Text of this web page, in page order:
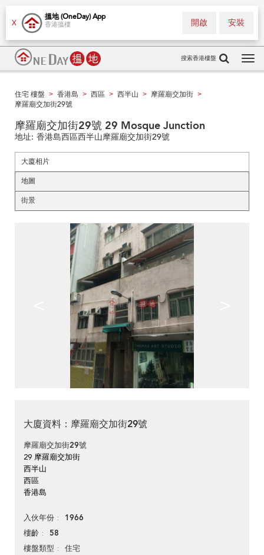
X
搵地 (OneDay) App
香港搵樓 安裝
開啟
搜索香港樓盤
住宅 樓盤 > 香港島 > 西區 > 西半山 > 摩羅廟交加街 >
摩羅廟交加街29號
摩羅廟交加街29號 29 Mosque Junction
地址: 香港島西區西半山摩羅廟交加街29號
大廈相片
地圖
街景
大廈資料：摩羅廟交加街29號
摩羅廟交加街29號
29 摩羅廟交加街
西半山
西區
香港島
入伙年份 1966
樓齡 58
樓盤類型 住宅